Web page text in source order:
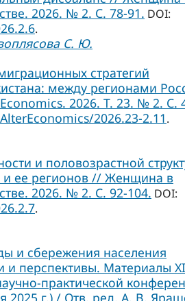
2026. № 2. С. 78-91. DOI:
.
С. Ю.
стратегий
между регионами
2026. Т. 23. № 2. С.
2026.23-2.11.
и половозрастной
и ее регионов // Женщина в
2026. № 2. С. 92-104. DOI:
.
и сбережения населения
и перспективы. Материалы XI
практической